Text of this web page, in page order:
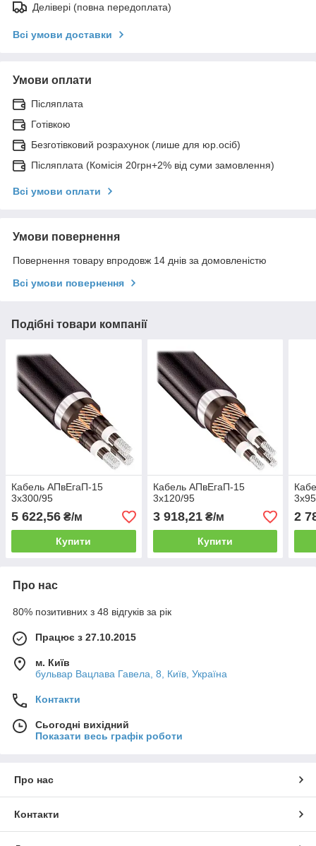
Делівері (повна передоплата)
Всі умови доставки
Умови оплати
Післяплата
Готівкою
Безготівковий розрахунок (лише для юр.осіб)
Післяплата (Комісія 20грн+2% від суми замовлення)
Всі умови оплати
Умови повернення
Повернення товару впродовж 14 днів за домовленістю
Всі умови повернення
Подібні товари компанії
Кабель АПвЕгаП‑15
3х300/95
5 622,56 ₴/м
Купити
Кабель АПвЕгаП‑15
3х120/95
3 918,21₴/м
Купити
2
Про нас
80% позитивних з 48 відгуків за рік
Працює з 27.10.2015
м. Київ
бульвар Вацлава Гавела, 8, Київ, Україна
Контакти
Сьогодні вихідний
Показати весь графік роботи
Про нас
Контакти